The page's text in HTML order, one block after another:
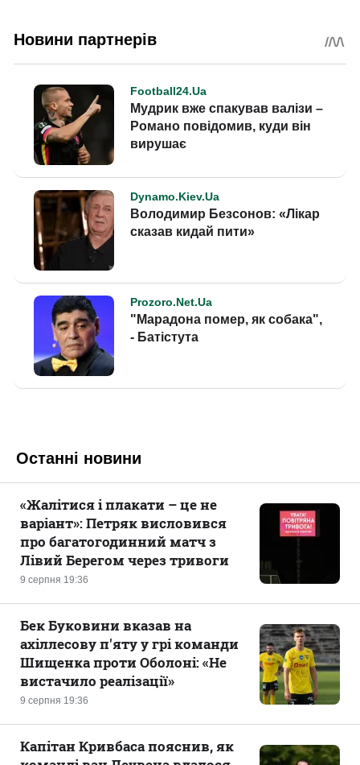
Останні новини
9 серпня 19:36
«Жалітися і плакати – це не
варіант»: Петряк висловився
про багатогодинний матч з
Лівий Берегом через тривоги
9 серпня 19:36
Бек Буковини вказав на
ахіллесову п'яту у грі команди
Шищенка проти Оболоні: «Не
вистачило реалізації»
Капітан Кривбаса пояснив, як